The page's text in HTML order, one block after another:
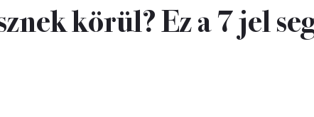
körül? Ez a 7 jel